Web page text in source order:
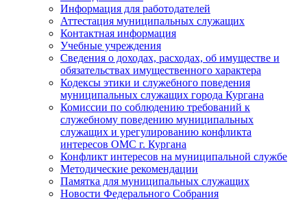
Информация для работодателей
Аттестация муниципальных служащих
Контактная информация
Учебные учреждения
Сведения о доходах, расходах, об имуществе и
обязательствах имущественного характера
Кодексы этики и служебного поведения
муниципальных служащих города Кургана
Комиссии по соблюдению требований к
служебному поведению муниципальных
служащих и урегулированию конфликта
интересов ОМС г. Кургана
Конфликт интересов на муниципальной службе
Методические рекомендации
Памятка для муниципальных служащих
Новости Федерального Cобрания